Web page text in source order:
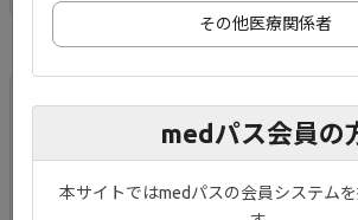
製品情報概要
ジセレカの製品情報概要を掲載していま
その他医療関係者
medパス会員の
本サイトではmedパスの会員システム